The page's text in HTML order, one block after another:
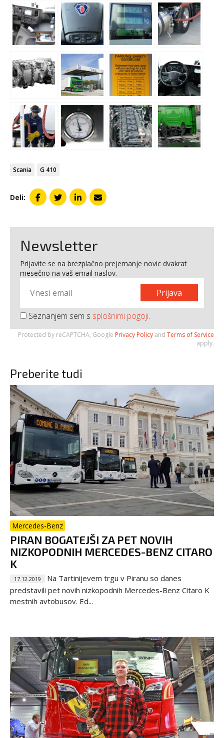
Scania G 410
Deli:
Newsletter
Prijavite se na brezplačno prejemanje novic dvakrat
mesečno na vaš email naslov.
Prijava
Seznanjem sem s splošnimi pogoji.
Protected by reCAPTCHA, Google Privacy Policy and Terms of Service
apply.
Preberite tudi
Mercedes-Benz
PIRAN BOGATEJŠI ZA PET NOVIH
NIZKOPODNIH MERCEDES-BENZ CITARO
K
17.12.2019
Na Tartinijevem trgu v Piranu so danes
predstavili pet novih nizkopodnih Mercedes-Benz Citaro K
mestnih avtobusov. Ed...